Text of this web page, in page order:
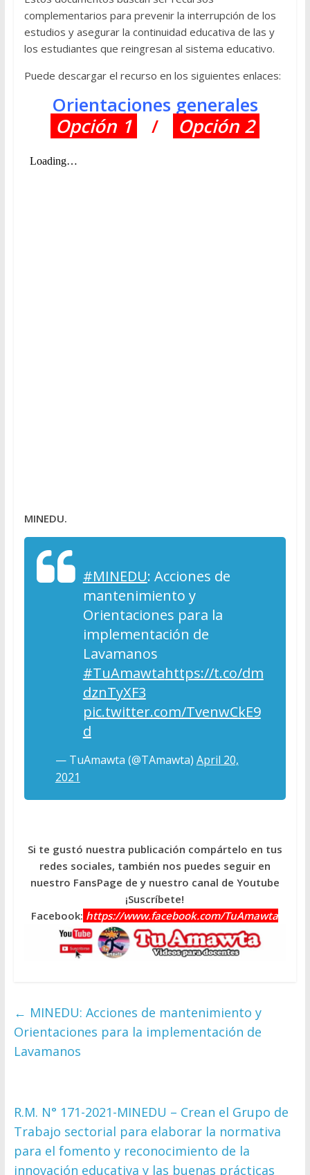
complementarios para prevenir la interrupción de los
estudios y asegurar la continuidad educativa de las y
los estudiantes que reingresan al sistema educativo.
Puede descargar el recurso en los siguientes enlaces:
Orientaciones generales
Opción 1
/ Opción 2
MINEDU.
#MINEDU: Acciones de
mantenimiento y
Orientaciones para la
implementación de
Lavamanos
#TuAmawtahttps://t.co/dm
dznTyXF3
pic.twitter.com/TvenwCkE9
d
— TuAmawta (@TAmawta) April 20,
2021
Si te gustó nuestra publicación compártelo en tus
redes sociales, también nos puedes seguir en
nuestro FansPage de y nuestro canal de Youtube
¡Suscríbete!
Facebook: https://www.facebook.com/TuAmawta
← MINEDU: Acciones de mantenimiento y
Orientaciones para la implementación de
Lavamanos
R.M. N° 171-2021-MINEDU – Crean el Grupo de
Trabajo sectorial para elaborar la normativa
para el fomento y reconocimiento de la
innovación educativa y las buenas prácticas